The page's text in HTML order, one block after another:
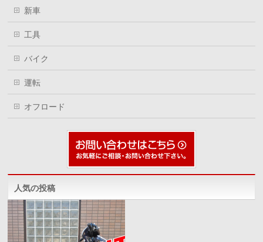
新車
工具
バイク
運転
オフロード
人気の投稿